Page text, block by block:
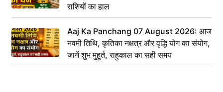
राशियों का हाल
Aaj Ka Panchang 07 August 2026: आज
नवमी तिथि, कृतिका नक्षत्र और वृद्धि योग का संयोग,
जानें शुभ मुहूर्त, राहुकाल का सही समय